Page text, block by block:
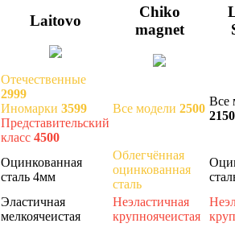
Laitovo
Chiko
magnet
Отечественные
2999
Иномарки 3599
Представительский
класс 4500
Все модели 2500
Все
2150
Оцинкованная
сталь 4мм
Облегчённая
оцинкованная
сталь
Эластичная
мелкоячеистая
Неэластичная
крупноячеистая